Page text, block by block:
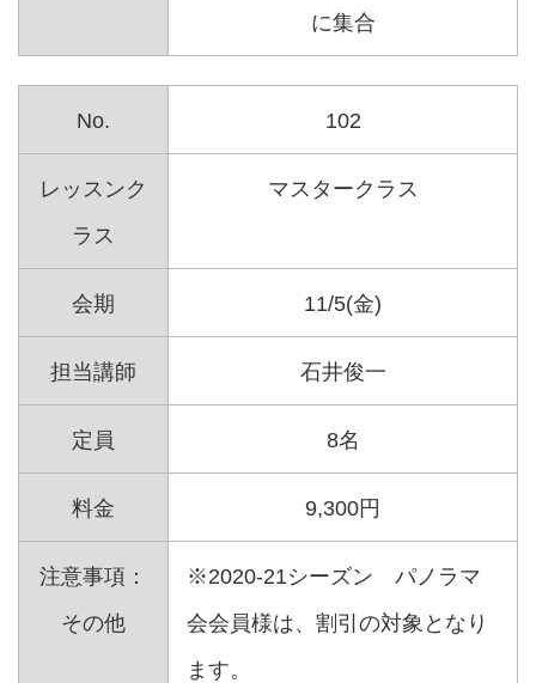
に集合
No. 102
レッスンク
ラス
マスタークラス
会期 11/5(金)
担当講師 石井俊一
定員 8名
料金 9,300円
注意事項：
その他
※2020-21シーズン パノラマ
会会員様は、割引の対象となり
ます。